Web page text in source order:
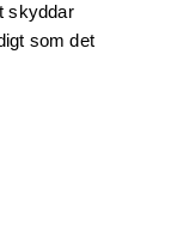
skyddar
som det